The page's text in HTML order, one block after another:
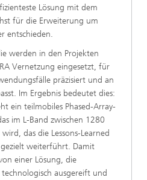
Lösung mit dem
für die Erweiterung um
entschieden.
werden in den Projekten
Vernetzung eingesetzt, für
präzisiert und an
Im Ergebnis bedeutet dies:
ein teilmobiles Phased-Array-
im L-Band zwischen 1280
das die Lessons-Learned
gezielt weiterführt. Damit
einer Lösung, die
ausgereift und